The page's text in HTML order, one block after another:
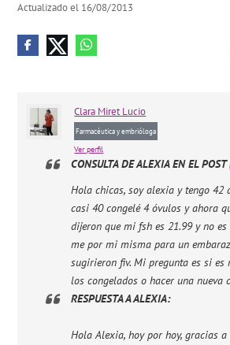
Actualizado el 16/08/2013
Clara Miret Lucio
Farmacéutica y embrióloga
Ver perfil
CONSULTA DE ALEXIA EN EL POST
Hola chicas, soy alexia y tengo 42
casi 40 congelé 4 óvulos y ahora
dijeron que mi fsh es 21.99 y no
me por mi misma para un
sugirieron fiv. Mi pregunta es si es
los congelados o hacer una nueva
RESPUESTA A ALEXIA:
Hola Alexia, hoy por hoy, gracias